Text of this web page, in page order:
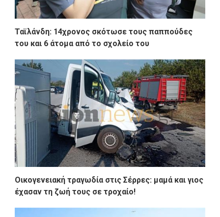
Ταϊλάνδη: 14χρονος σκότωσε τους παππούδες
του και 6 άτομα από το σχολείο του
Οικογενειακή τραγωδία στις Σέρρες: μαμά και γιος
έχασαν τη ζωή τους σε τροχαίο!